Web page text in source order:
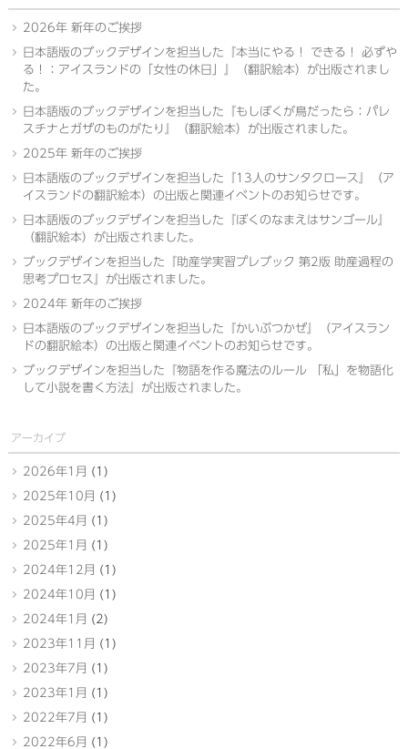
2026年 新年のご挨拶
日本語版のブックデザインを担当した『本当にやる！ できる！ 必ずや
る！：アイスランドの「女性の休日」』（翻訳絵本）が出版されまし
た。
日本語版のブックデザインを担当した『もしぼくが鳥だったら：パレ
スチナとガザのものがたり』（翻訳絵本）が出版されました。
2025年 新年のご挨拶
日本語版のブックデザインを担当した『13人のサンタクロース』（ア
イスランドの翻訳絵本）の出版と関連イベントのお知らせです。
日本語版のブックデザインを担当した『ぼくのなまえはサンゴール』
（翻訳絵本）が出版されました。
ブックデザインを担当した『助産学実習プレブック 第2版 助産過程の
思考プロセス』が出版されました。
2024年 新年のご挨拶
日本語版のブックデザインを担当した『かいぶつかぜ』（アイスラン
ドの翻訳絵本）の出版と関連イベントのお知らせです。
ブックデザインを担当した『物語を作る魔法のルール 「私」を物語化
して小説を書く方法』が出版されました。
アーカイブ
2026年1月 (1)
2025年10月 (1)
2025年4月 (1)
2025年1月 (1)
2024年12月 (1)
2024年10月 (1)
2024年1月 (2)
2023年11月 (1)
2023年7月 (1)
2023年1月 (1)
2022年7月 (1)
2022年6月 (1)